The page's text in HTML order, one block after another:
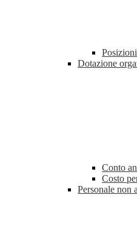
Dotazione
Conto
Costo
Personale non